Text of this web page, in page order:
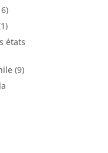
états
(9)